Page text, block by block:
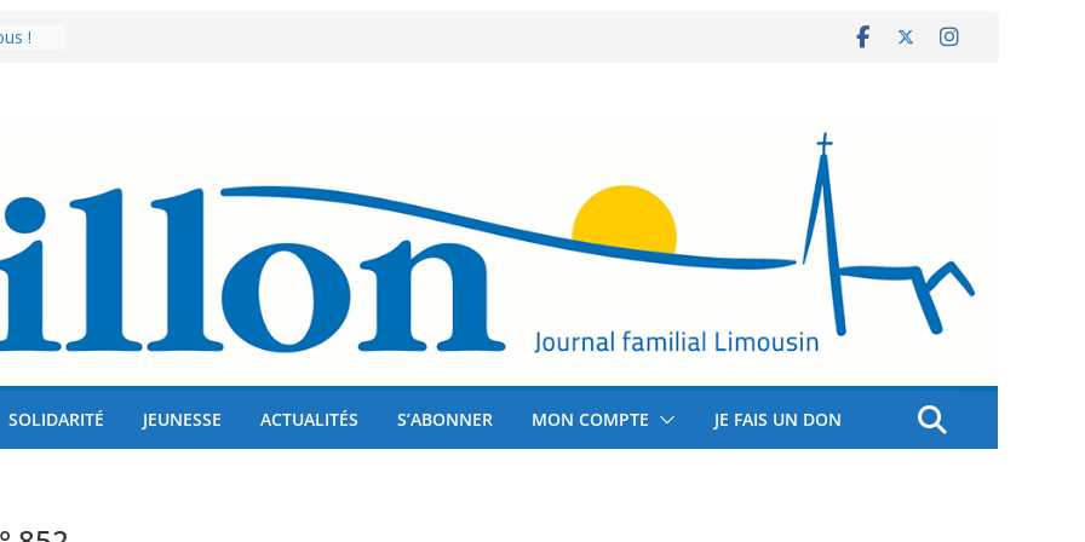
!
SOLIDARITÉ JEUNESSE ACTUALITÉS S’ABONNER MON COMPTE JE FAIS UN DON